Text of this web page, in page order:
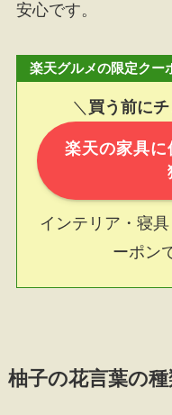
安心です。
楽天グルメの限定クー
＼ 買う前に
楽天の家具
インテリア・寝
ーポン
柚子の花言葉の